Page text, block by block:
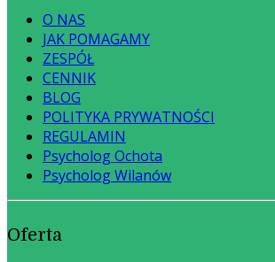
O NAS
JAK POMAGAMY
ZESPÓŁ
CENNIK
BLOG
POLITYKA PRYWATNOŚCI
REGULAMIN
Psycholog Ochota
Psycholog Wilanów
Oferta